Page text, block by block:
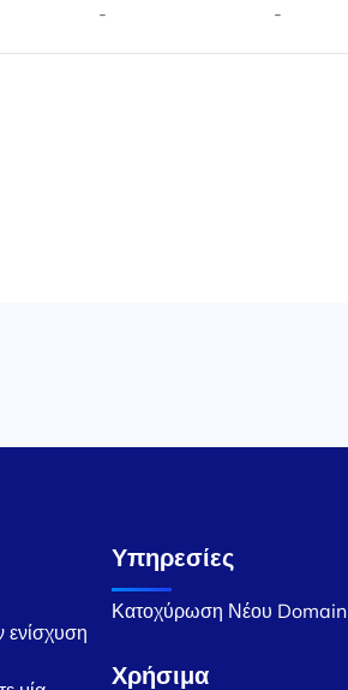
- -
ενίσχυση
Υπηρεσίες
Κατοχύρωση Νέου Domain
Χρήσιμα